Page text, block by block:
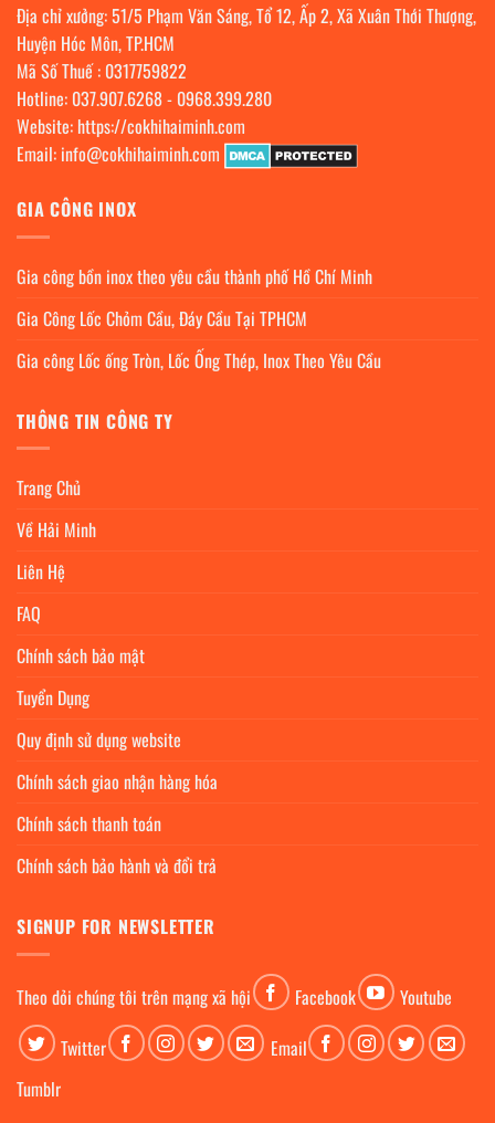
Địa chỉ xưởng: 51/5 Phạm Văn Sáng, Tổ 12, Ấp 2, Xã Xuân Thới Thượng,
Huyện Hóc Môn, TP.HCM
Mã Số Thuế : 0317759822
Hotline: 037.907.6268- 0968.399.280
Website: https://cokhihaiminh.com
Email: info@cokhihaiminh.com
GIA CÔNG INOX
Gia công bồn inox theo yêu cầu thành phố Hồ Chí Minh
Gia Công Lốc Chỏm Cầu, Đáy Cầu Tại TPHCM
Gia công Lốc ống Tròn, Lốc Ống Thép, Inox Theo Yêu Cầu
THÔNG TIN CÔNG TY
Trang Chủ
Về Hải Minh
Liên Hệ
FAQ
Chính sách bảo mật
Tuyển Dụng
Quy định sử dụng website
Chính sách giao nhận hàng hóa
Chính sách thanh toán
Chính sách bảo hành và đổi trả
SIGNUP FOR NEWSLETTER
Theo dỏi chúng tôi trên mạng xã hội Facebook
Youtube
Twitter
Email
Tumblr